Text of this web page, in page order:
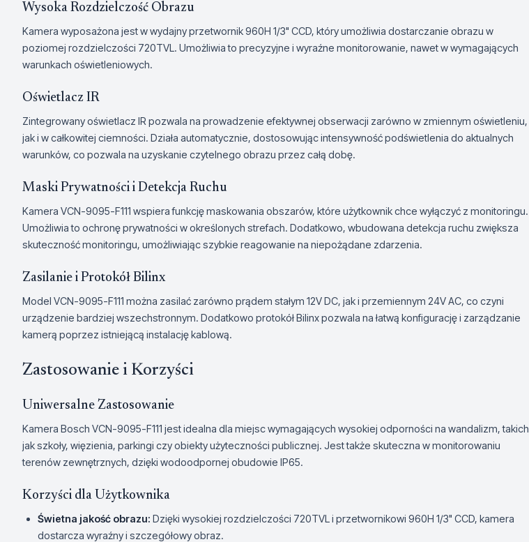
Wysoka Rozdzielczość Obrazu
Kamera wyposażona jest w wydajny przetwornik 960H 1/3" CCD, który umożliwia dostarczanie obrazu w
poziomej rozdzielczości 720TVL. Umożliwia to precyzyjne i wyraźne monitorowanie, nawet w wymagających
warunkach oświetleniowych.
Oświetlacz IR
Zintegrowany oświetlacz IR pozwala na prowadzenie efektywnej obserwacji zarówno w zmiennym oświetleniu,
jak i w całkowitej ciemności. Działa automatycznie, dostosowując intensywność podświetlenia do aktualnych
warunków, co pozwala na uzyskanie czytelnego obrazu przez całą dobę.
Maski Prywatności i Detekcja Ruchu
Kamera VCN-9095-F111 wspiera funkcję maskowania obszarów, które użytkownik chce wyłączyć z monitoringu.
Umożliwia to ochronę prywatności w określonych strefach. Dodatkowo, wbudowana detekcja ruchu zwiększa
skuteczność monitoringu, umożliwiając szybkie reagowanie na niepożądane zdarzenia.
Zasilanie i Protokół Bilinx
Model VCN-9095-F111 można zasilać zarówno prądem stałym 12V DC, jak i przemiennym 24V AC, co czyni
urządzenie bardziej wszechstronnym. Dodatkowo protokół Bilinx pozwala na łatwą konfigurację i zarządzanie
kamerą poprzez istniejącą instalację kablową.
Zastosowanie i Korzyści
Uniwersalne Zastosowanie
Kamera Bosch VCN-9095-F111 jest idealna dla miejsc wymagających wysokiej odporności na wandalizm, takich
jak szkoły, więzienia, parkingi czy obiekty użyteczności publicznej. Jest także skuteczna w monitorowaniu
terenów zewnętrznych, dzięki wodoodpornej obudowie IP65.
Korzyści dla Użytkownika
Świetna jakość obrazu: Dzięki wysokiej rozdzielczości 720TVL i przetwornikowi 960H 1/3" CCD, kamera
dostarcza wyraźny i szczegółowy obraz.